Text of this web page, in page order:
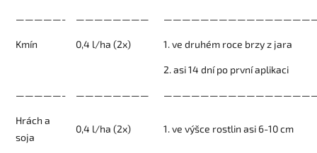
—————- ————————
Kmín 0,4 l/ha (2x) 1. ve druhém roce brzy z jara
2. asi 14 dní po první aplikaci
—————- ————————
Hrách a
soja
0,4 l/ha (2x) 1. ve výšce rostlin asi 6-10 cm